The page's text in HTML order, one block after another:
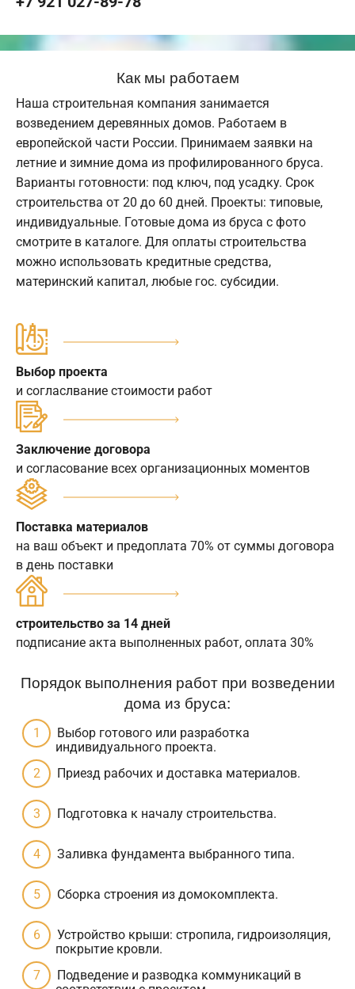
Как мы работаем
Наша строительная компания занимается
возведением деревянных домов. Работаем в
европейской части России. Принимаем заявки на
летние и зимние дома из профилированного бруса.
Варианты готовности: под ключ, под усадку. Срок
строительства от 20 до 60 дней. Проекты: типовые,
индивидуальные. Готовые дома из бруса с фото
смотрите в каталоге. Для оплаты строительства
можно использовать кредитные средства,
материнский капитал, любые гос. субсидии.
Выбор проекта
и согласлвание стоимости работ
Заключение договора
и согласование всех организационных моментов
Поставка материалов
на ваш объект и предоплата 70% от суммы договора
в день поставки
строительство за 14 дней
подписание акта выполненных работ, оплата 30%
Порядок выполнения работ при возведении
дома из бруса:
Выбор готового или разработка
индивидуального проекта.
Приезд рабочих и доставка материалов.
Подготовка к началу строительства.
Заливка фундамента выбранного типа.
Сборка строения из домокомплекта.
Устройство крыши: стропила, гидроизоляция,
покрытие кровли.
Подведение и разводка коммуникаций в